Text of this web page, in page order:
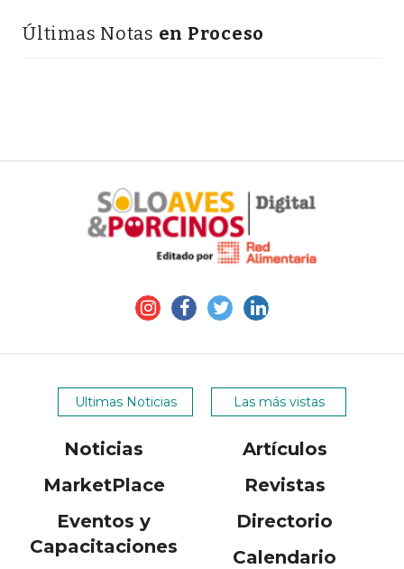
Últimas Notas en Proceso
Ultimas Noticias Las más vistas
Noticias
Artículos
MarketPlace
Revistas
Eventos y
Capacitaciones
Directorio
Calendario